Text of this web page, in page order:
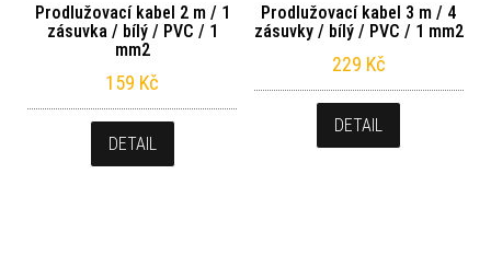
Prodlužovací kabel 2 m / 1
zásuvka / bílý / PVC / 1
mm2
159 Kč
DETAIL
Prodlužovací kabel 3 m / 4
zásuvky / bílý / PVC / 1 mm2
229 Kč
DETAIL